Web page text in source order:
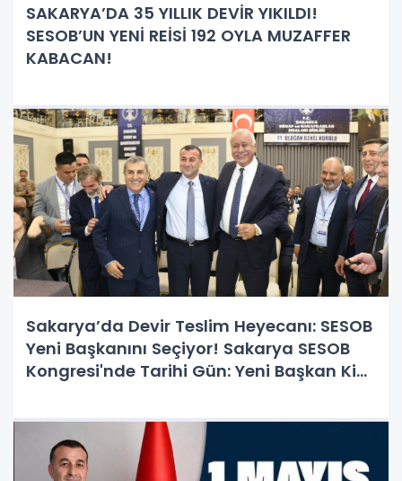
SAKARYA’DA 35 YILLIK DEVİR YIKILDI!
SESOB’UN YENİ REİSİ 192 OYLA MUZAFFER
KABACAN!
Sakarya’da Devir Teslim Heyecanı: SESOB
Yeni Başkanını Seçiyor! Sakarya SESOB
Kongresi'nde Tarihi Gün: Yeni Başkan Kim